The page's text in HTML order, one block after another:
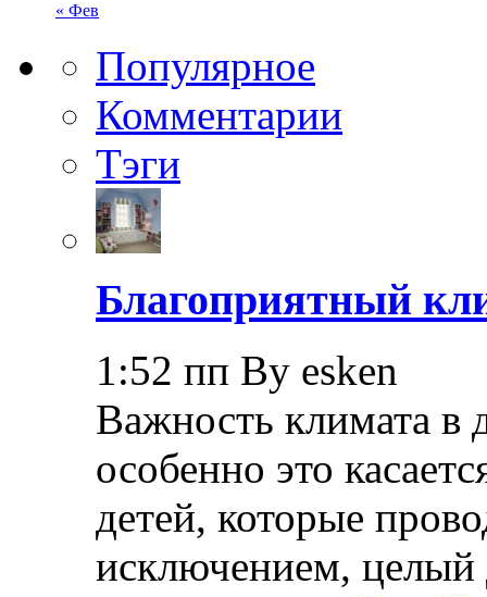
« Фев
Популярное
Комментарии
Тэги
Благоприятный
1:52 пп By esken
Важность климата в
особенно это
детей, которые
исключением, целый